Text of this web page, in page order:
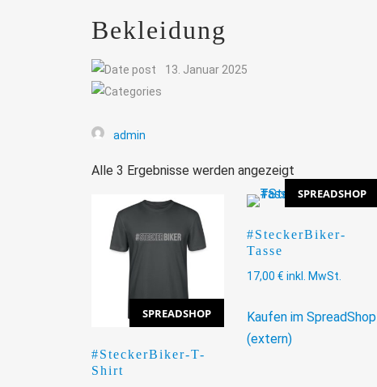
Bekleidung
13. Januar 2025
admin
Alle 3 Ergebnisse werden angezeigt
SPREADSHOP
#SteckerBiker-T-
Shirt
SPREADSHOP
#SteckerBiker-
Tasse
17,00 € inkl. MwSt.
Kaufen im SpreadShop
(extern)